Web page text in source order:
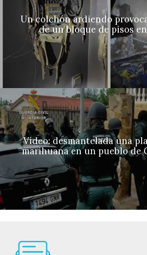
Un colchón ardiendo
de un bloque de pisos
Vídeo: desmantelada una
marihuana en un pueblo de